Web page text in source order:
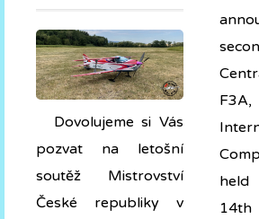
Dovolujeme si Vás
pozvat na letošní
soutěž Mistrovství
České republiky v